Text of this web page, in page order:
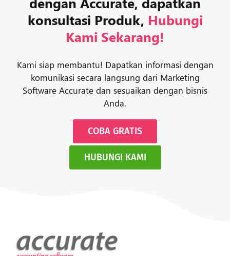
konsultasi Produk, Hubungi
Kami Sekarang!
Kami siap membantu! Dapatkan informasi dengan
komunikasi secara langsung dari Marketing
Software Accurate dan sesuaikan dengan bisnis
Anda.
COBA GRATIS
HUBUNGI KAMI